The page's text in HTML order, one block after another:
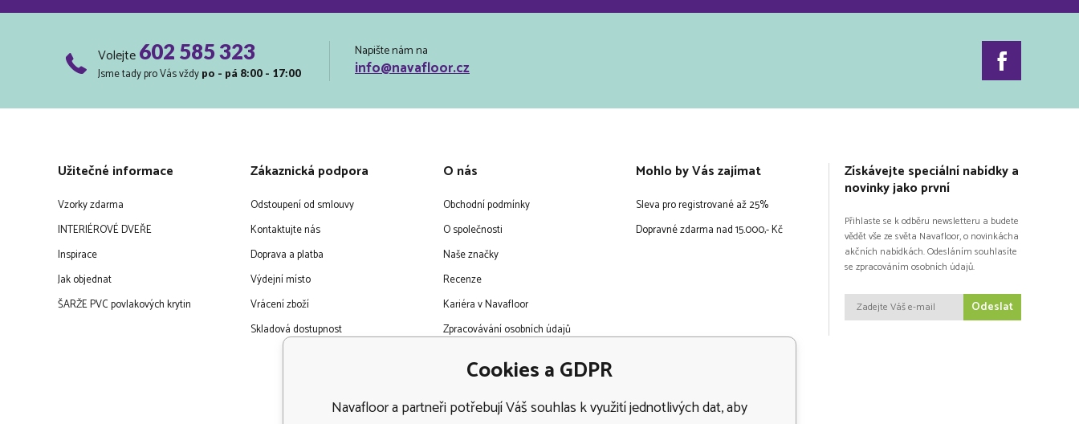
Volejte602 585 323
Jsme tady pro Vás vždy po - pá 8:00 - 17:00
Napište nám na
info@navafloor.cz
Užitečné informace
Vzorky zdarma
INTERIÉROVÉ DVEŘE
Inspirace
Jak objednat
ŠARŽE PVC povlakových krytin
Zákaznická podpora
Odstoupení od smlouvy
Kontaktujte nás
Doprava a platba
Výdejní místo
Vrácení zboží
Skladová dostupnost
O nás
Obchodní podmínky
O společnosti
Naše značky
Recenze
Kariéra v Navafloor
Zpracovávání osobních údajů
Mohlo by Vás zajímat
Sleva pro registrované až 25%
Dopravné zdarma nad 15.000,- Kč
Získávejte speciální nabídky a
novinky jako první
Přihlaste se k odběru newsletteru a budete
vědět vše ze světa Navafloor, o novinkácha
akčních nabídkách. Odesláním souhlasíte
se zpracováním osobních údajů.
Odeslat
Cookies a GDPR
Navafloor a partneři potřebují Váš souhlas k využití jednotlivých dat, aby